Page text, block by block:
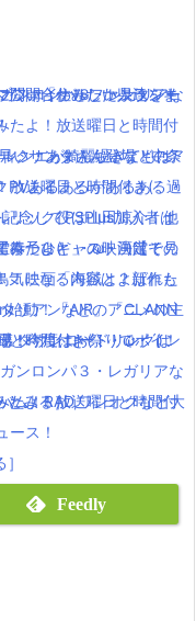
公開「住みたい県ランキ
いサンタさん登場！中条
リック役は山田涼介！他
泰子らキャスト決定！
！映画「海賊とよばれた
！今度はお祭りでポイン
ファイナルファンタジー
シエが綺麗過ぎてもは
念してPSPlus加入者は
気になる内容は？新作も
ダウンロードリンクは
とみる］
問い合わせした人達をま
ク・あまんちゅなどのア
放送曜日と時間付き(｀・
待つひと」の映画館で見
動！「AIR」「CLANN
！
ンロンパ３・レガリアな
たよ！放送曜日と時間付
ンロンパ３・レガリアな
たよ！放送曜日と時間付
あるあるがあるある過
みたよ(｀・ω・´)【その
リアンなどのアニメの主
と時間付き(｀・ω・´)！
ム！RAD,ワンオクなど大
ース！
Feedly